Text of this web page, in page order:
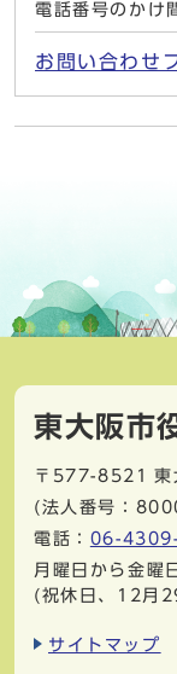
電話番号のかけ
お問い合わせ
東大阪市
〒577-8521
東
(法人番号：
電話： 06-
月曜日から金曜
(祝休日、12月
サイトマップ